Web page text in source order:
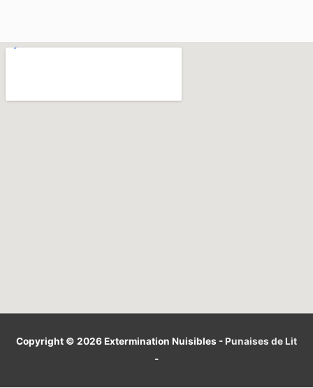
Copyright © 2026Extermination Nuisibles -Punaises de Lit
-